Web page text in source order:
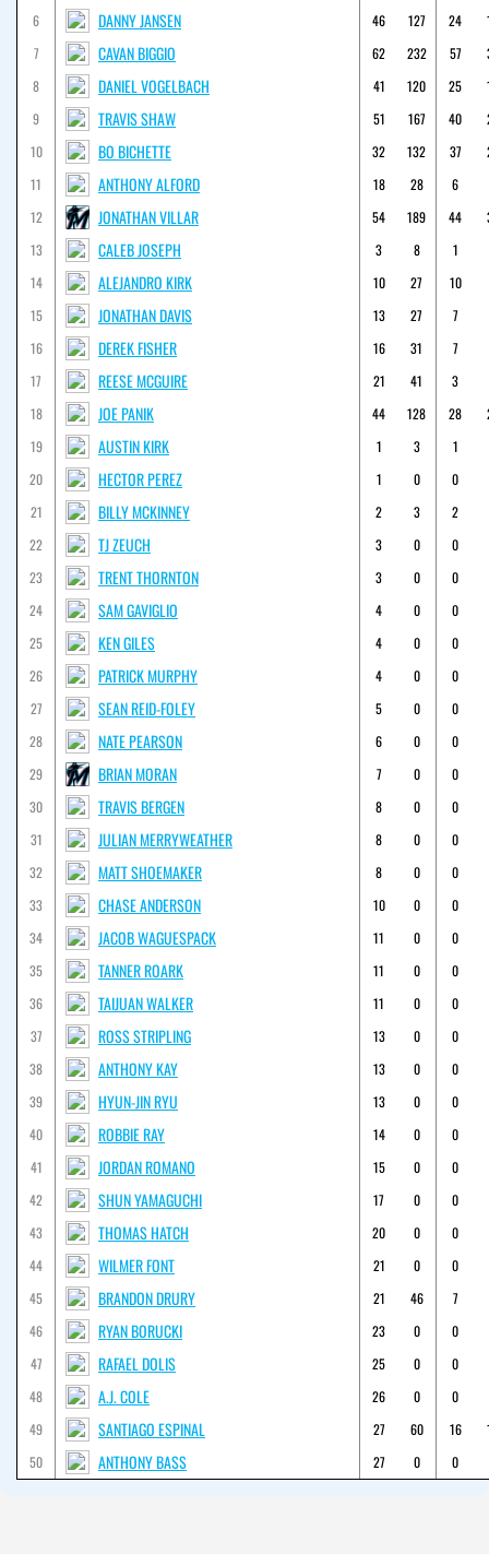
6
DANNY JANSEN 46 127 24
7
CAVAN BIGGIO 62 232 57
8
DANIEL VOGELBACH 41 120 25
9
TRAVIS SHAW 51 167 40
10
BO BICHETTE 32 132 37
11
ANTHONY ALFORD 18 28
6
12
JONATHAN VILLAR 54 189 44
13
CALEB JOSEPH 3 8
1
14
ALEJANDRO KIRK 10 27
10
15
JONATHAN DAVIS 13 27
7
16
DEREK FISHER 16 31
7
17
REESE MCGUIRE 21 41
3
18
JOE PANIK 44 128 28
19
AUSTIN KIRK 1 3
1
20
HECTOR PEREZ 1 0
0
21
BILLY MCKINNEY 2 3
2
22
TJ ZEUCH 3 0
0
23
TRENT THORNTON 3 0
0
24
SAM GAVIGLIO 4 0
0
25
KEN GILES 4 0
0
26
PATRICK MURPHY 4 0
0
27
SEAN REID-FOLEY 5 0
0
28
NATE PEARSON 6 0
0
29
BRIAN MORAN 7 0
0
30
TRAVIS BERGEN 8 0
0
31
JULIAN MERRYWEATHER 8 0
0
32
MATT SHOEMAKER 8 0
0
33
CHASE ANDERSON 10 0
0
34
JACOB WAGUESPACK 11 0
0
35
TANNER ROARK 11 0
0
36
TAIJUAN WALKER 11 0
0
37
ROSS STRIPLING 13 0
0
38
ANTHONY KAY 13 0
0
39
HYUN-JIN RYU 13 0
0
40
ROBBIE RAY 14 0
0
41
JORDAN ROMANO 15 0
0
42
SHUN YAMAGUCHI 17 0
0
43
THOMAS HATCH 20 0
0
44
WILMER FONT 21 0
0
45
BRANDON DRURY 21 46
7
46
RYAN BORUCKI 23 0
0
47
RAFAEL DOLIS 25 0
0
48
A.J. COLE 26 0
0
49
SANTIAGO ESPINAL 27 60 16
50
ANTHONY BASS 27 0 0